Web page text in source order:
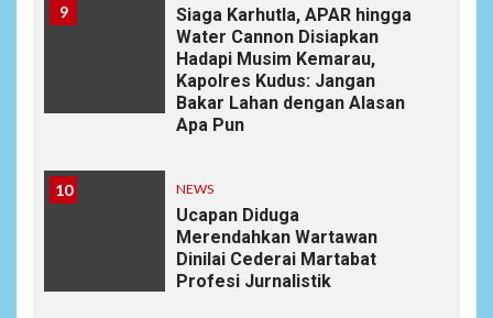
9
Siaga Karhutla, APAR hingga
Water Cannon Disiapkan
Hadapi Musim Kemarau,
Kapolres Kudus: Jangan
Bakar Lahan dengan Alasan
Apa Pun
10 NEWS
Ucapan Diduga
Merendahkan Wartawan
Dinilai Cederai Martabat
Profesi Jurnalistik